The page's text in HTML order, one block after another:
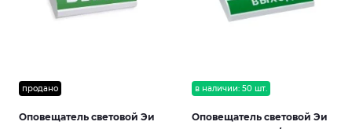
продано
Оповещатель световой Эи
в наличии: 50 шт.
Оповещатель световой Эи